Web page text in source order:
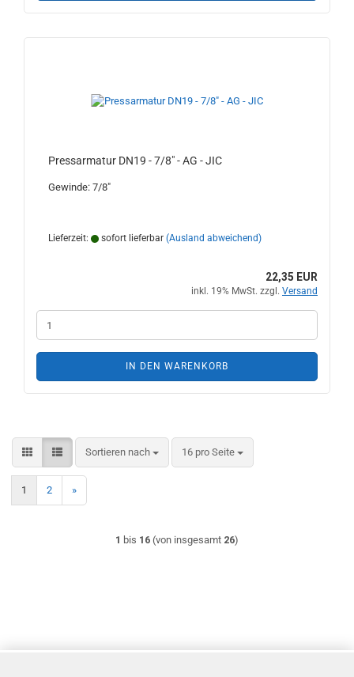
Pressarmatur DN19 - 7/8" - AG - JIC
Gewinde: 7/8"
Lieferzeit: sofort lieferbar (Ausland abweichend)
22,35 EUR
inkl. 19% MwSt. zzgl. Versand
IN DEN WARENKORB
Sortieren nach
Sortieren nach 16 pro Seite
pro Seite
1 2 »
1 bis 16 (von insgesamt 26)